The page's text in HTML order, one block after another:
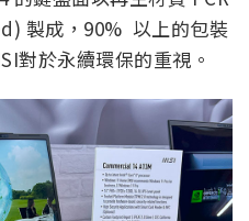
製成，90% 以上的包裝
對於永續環保的重視。